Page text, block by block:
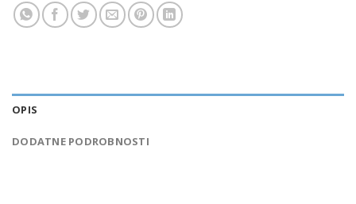
OPIS
DODATNE PODROBNOSTI